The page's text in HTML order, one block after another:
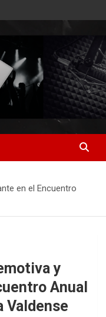
en el Encuentro
y
Anual
Valdense